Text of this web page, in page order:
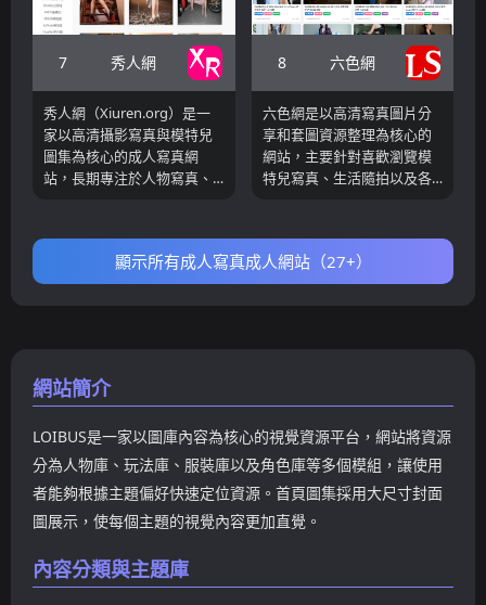
一定知名度。網站內容主要
圍繞成人寫真、人物攝影以
及高清圖片展示展開，使用
者可以透過不同主題、模特
趣的圖集內容。
心，內容來自網路公開資源
整理，並持續更新各類熱門
寫真係列。 從網站內容架構
來看，MissKon擁有較豐富
XIUREN、FEILIN、MyGirl、
YouMi、HuaYang、XiaoYu
等國內知名寫真品牌，同時
也收錄DJAWA、Espacia、
JVID。網站不僅包含傳統模
特兒寫真，也涉及Cosplay、
7 秀人網
秀人網（Xiuren.org）是一
家以高清攝影寫真與模特兒
圖集為核心的成人寫真網
站，長期專注於人物寫真、
從頁面版面與資源展示來
看，網站首頁透過照片牆形
式呈現最新圖集封面，涵蓋
團隊拍攝，風格多元、畫質
高清，能夠滿足使用者對高
求。網站採用簡潔直覺的介
面設計，頂部導覽提供國家
地區篩選入口，如 Japan、
Korea、China、Cosplay、
Thailand 等分類，使用戶更
容類型。
8 六色網
六色網是以高清寫真圖片分
享和套圖資源整理為核心的
網站，主要針對喜歡瀏覽模
特兒寫真、生活隨拍以及各
了大量寫真圖集資源，包括
ROSI寫真係列、日常隨拍系
列以及各種風格的成人寫真
更流暢的閱讀體驗。
顯示所有成人寫真成人網站（27+）
網站簡介
LOIBUS是一家以圖庫內容為核心的視覺資源平台，網站將資源
分為人物庫、玩法庫、服裝庫以及角色庫等多個模組，讓使用
者能夠根據主題偏好快速定位資源。首頁圖集採用大尺寸封面
圖展示，使每個主題的視覺內容更加直覺。
內容分類與主題庫